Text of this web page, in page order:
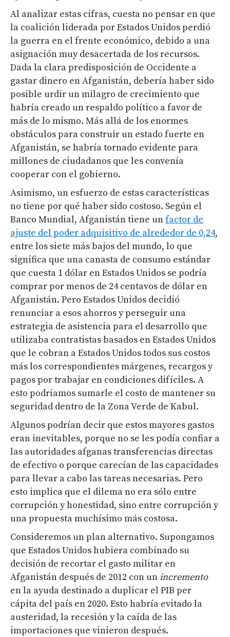
Al analizar estas cifras, cuesta no pensar en que
la coalición liderada por Estados Unidos perdió
la guerra en el frente económico, debido a una
asignación muy desacertada de los recursos.
Dada la clara predisposición de Occidente a
gastar dinero en Afganistán, debería haber sido
posible urdir un milagro de crecimiento que
habría creado un respaldo político a favor de
más de lo mismo. Más allá de los enormes
obstáculos para construir un estado fuerte en
Afganistán, se habría tornado evidente para
millones de ciudadanos que les convenía
cooperar con el gobierno.
Asimismo, un esfuerzo de estas características
no tiene por qué haber sido costoso. Según el
Banco Mundial, Afganistán tiene unfactor de
ajuste del poder adquisitivo de alrededor de 0,24,
entre los siete más bajos del mundo, lo que
significa que una canasta de consumo estándar
que cuesta 1 dólar en Estados Unidos se podría
comprar por menos de 24 centavos de dólar en
Afganistán. Pero Estados Unidos decidió
renunciar a esos ahorros y perseguir una
estrategia de asistencia para el desarrollo que
utilizaba contratistas basados en Estados Unidos
que le cobran a Estados Unidos todos sus costos
más los correspondientes márgenes, recargos y
pagos por trabajar en condiciones difíciles. A
esto podríamos sumarle el costo de mantener su
seguridad dentro de la Zona Verde de Kabul.
Algunos podrían decir que estos mayores gastos
eran inevitables, porque no se les podía confiar a
las autoridades afganas transferencias directas
de efectivo o porque carecían de las capacidades
para llevar a cabo las tareas necesarias. Pero
esto implica que el dilema no era sólo entre
corrupción y honestidad, sino entre corrupción y
una propuesta muchísimo más costosa.
Consideremos un plan alternativo. Supongamos
que Estados Unidos hubiera combinado su
decisión de recortar el gasto militar en
Afganistán después de 2012 con unincremento
en la ayuda destinado a duplicar el PIB per
cápita del país en 2020. Esto habría evitado la
austeridad, la recesión y la caída de las
importaciones que vinieron después.